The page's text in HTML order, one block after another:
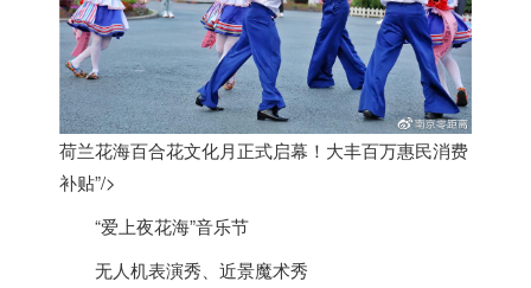
荷兰花海百合花文化月正式启幕！大丰百万惠民消费
补贴”/>
“爱上夜花海”音乐节
无人机表演秀、近景魔术秀